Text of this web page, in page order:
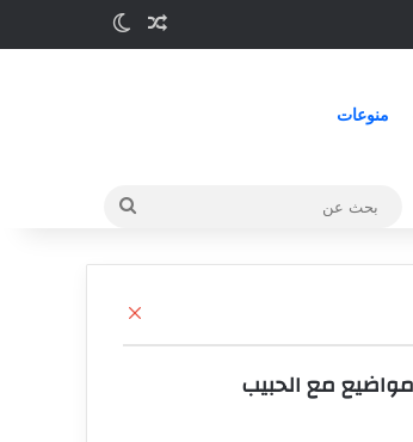
مقالة عشوائية
منوعات